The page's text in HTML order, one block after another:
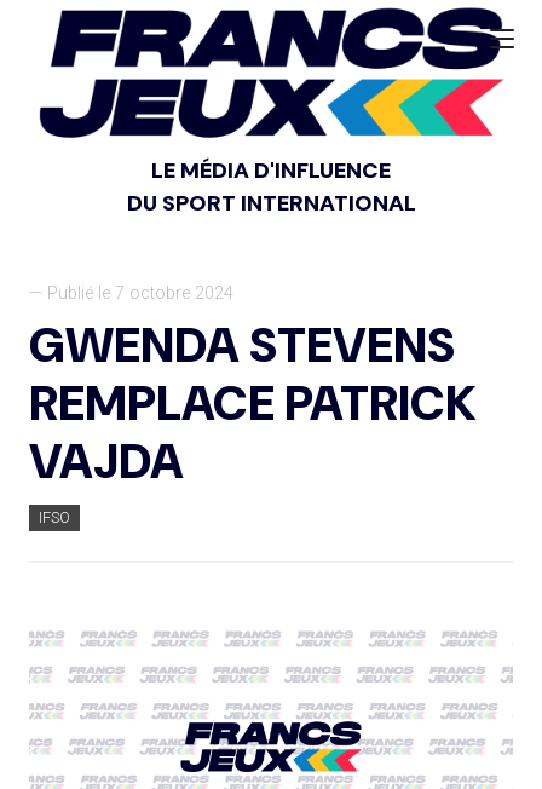
LE MÉDIA D'INFLUENCE
DU SPORT INTERNATIONAL
— Publié le 7 octobre 2024
GWENDA STEVENS
REMPLACE PATRICK
VAJDA
IFSO